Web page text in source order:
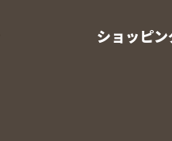
ショッピン